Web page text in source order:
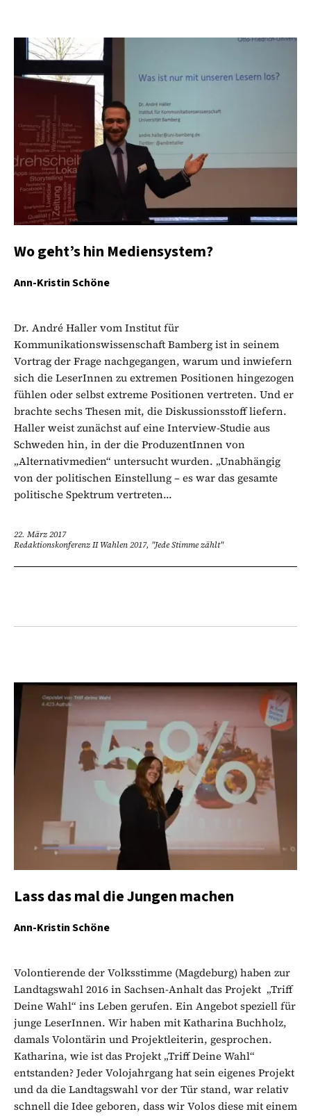
Wo geht’s hin Mediensystem?
Ann-Kristin Schöne
Dr. André Haller vom Institut für
Kommunikationswissenschaft Bamberg ist in seinem
Vortrag der Frage nachgegangen, warum und inwiefern
sich die LeserInnen zu extremen Positionen hingezogen
fühlen oder selbst extreme Positionen vertreten. Und er
brachte sechs Thesen mit, die Diskussionsstoff liefern.
Haller weist zunächst auf eine Interview-Studie aus
Schweden hin, in der die ProduzentInnen von
„Alternativmedien“ untersucht wurden. „Unabhängig
von der politischen Einstellung – es war das gesamte
politische Spektrum vertreten...
22. März 2017
Redaktionskonferenz II Wahlen 2017, "Jede Stimme zählt"
Lass das mal die Jungen machen
Ann-Kristin Schöne
Volontierende der Volksstimme (Magdeburg) haben zur
Landtagswahl 2016 in Sachsen-Anhalt das Projekt „Triff
Deine Wahl“ ins Leben gerufen. Ein Angebot speziell für
junge LeserInnen. Wir haben mit Katharina Buchholz,
damals Volontärin und Projektleiterin, gesprochen.
Katharina, wie ist das Projekt „Triff Deine Wahl“
entstanden? Jeder Volojahrgang hat sein eigenes Projekt
und da die Landtagswahl vor der Tür stand, war relativ
schnell die Idee geboren, dass wir Volos diese mit einem